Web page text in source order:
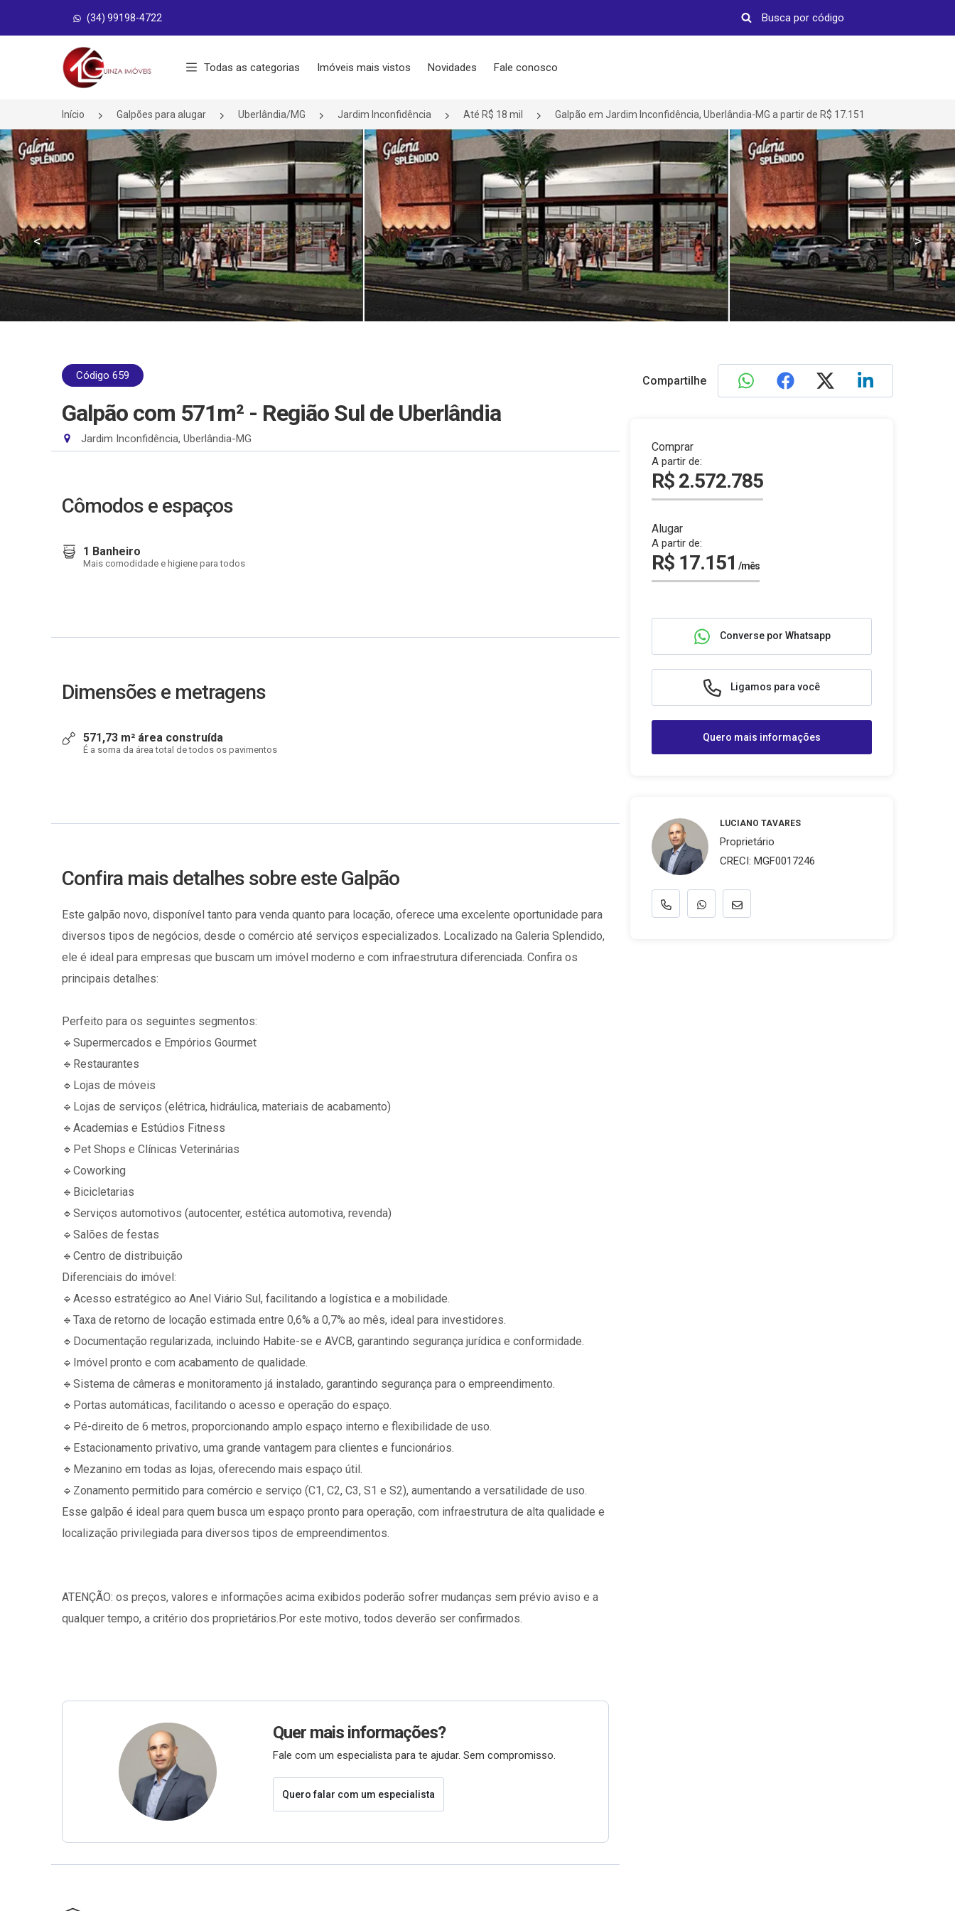
(34) 99198-4722
Página inicial
Todas as categorias Imóveis mais vistos Novidades Fale conosco
Início Galpões para alugar Uberlândia/MG Jardim Inconfidência Até R$ 18 mil Galpão em Jardim Inconfidência, Uberlândia-MG a partir de R$ 17.151
< >
Código 659
Galpão com 571m² - Região Sul de Uberlândia
Jardim Inconfidência, Uberlândia-MG
Cômodos e espaços
1 Banheiro
Mais comodidade e higiene para todos
Dimensões e metragens
571,73 m² área construída
É a soma da área total de todos os pavimentos
Confira mais detalhes sobre este Galpão
Este galpão novo, disponível tanto para venda quanto para locação, oferece uma excelente oportunidade para
diversos tipos de negócios, desde o comércio até serviços especializados. Localizado na Galeria Splendido,
ele é ideal para empresas que buscam um imóvel moderno e com infraestrutura diferenciada. Confira os
principais detalhes:
Perfeito para os seguintes segmentos:
🔹️Supermercados e Empórios Gourmet
🔹️Restaurantes
🔹️Lojas de móveis
🔹️Lojas de serviços (elétrica, hidráulica, materiais de acabamento)
🔹️Academias e Estúdios Fitness
🔹️Pet Shops e Clínicas Veterinárias
🔹️Coworking
🔹️Bicicletarias
🔹️Serviços automotivos (autocenter, estética automotiva, revenda)
🔹️Salões de festas
🔹️Centro de distribuição
Diferenciais do imóvel:
🔹️Acesso estratégico ao Anel Viário Sul, facilitando a logística e a mobilidade.
🔹️Taxa de retorno de locação estimada entre 0,6% a 0,7% ao mês, ideal para investidores.
🔹️Documentação regularizada, incluindo Habite-se e AVCB, garantindo segurança jurídica e conformidade.
🔹️Imóvel pronto e com acabamento de qualidade.
🔹️Sistema de câmeras e monitoramento já instalado, garantindo segurança para o empreendimento.
🔹️Portas automáticas, facilitando o acesso e operação do espaço.
🔹️Pé-direito de 6 metros, proporcionando amplo espaço interno e flexibilidade de uso.
🔹️Estacionamento privativo, uma grande vantagem para clientes e funcionários.
🔹️Mezanino em todas as lojas, oferecendo mais espaço útil.
🔹️Zonamento permitido para comércio e serviço (C1, C2, C3, S1 e S2), aumentando a versatilidade de uso.
Esse galpão é ideal para quem busca um espaço pronto para operação, com infraestrutura de alta qualidade e
localização privilegiada para diversos tipos de empreendimentos.
ATENÇÃO: os preços, valores e informações acima exibidos poderão sofrer mudanças sem prévio aviso e a
qualquer tempo, a critério dos proprietários.Por este motivo, todos deverão ser confirmados.
Quer mais informações?
Fale com um especialista para te ajudar. Sem compromisso.
Quero falar com um especialista
Compartilhe
Comprar
A partir de:
R$ 2.572.785
Alugar
A partir de:
R$ 17.151 /mês
Converse por Whatsapp
Ligamos para você
Quero mais informações
LUCIANO TAVARES
Proprietário
CRECI: MGF0017246